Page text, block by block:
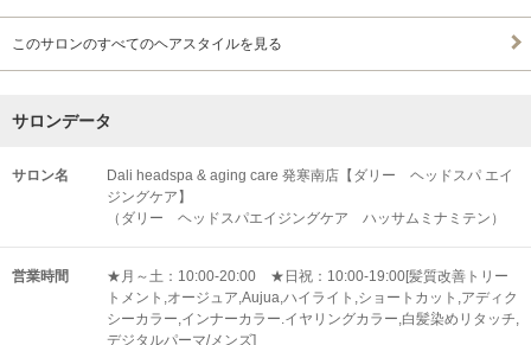
このサロンのすべてのヘアスタイルを見る
サロンデータ
サロン名
Dali headspa & aging care 発寒南店【ダリー ヘッドスパ エイ
ジングケア】
（ダリー ヘッドスパエイジングケア ハッサムミナミテン）
営業時間
★月～土：10:00-20:00 ★日祝：10:00-19:00[髪質改善トリー
トメント,オージュア,Aujua,ハイライト,ショートカット,アディク
シーカラー,インナーカラー.イヤリングカラー,白髪染めリタッチ,
デジタルパーマ/メンズ]